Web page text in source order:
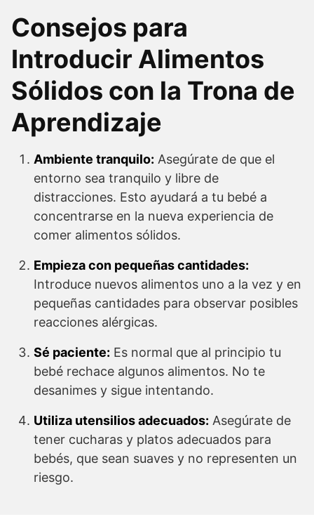
Consejos para
Introducir Alimentos
Sólidos con la Trona de
Aprendizaje
Ambiente tranquilo: Asegúrate de que el
entorno sea tranquilo y libre de
distracciones. Esto ayudará a tu bebé a
concentrarse en la nueva experiencia de
comer alimentos sólidos.
Empieza con pequeñas cantidades:
Introduce nuevos alimentos uno a la vez y en
pequeñas cantidades para observar posibles
reacciones alérgicas.
Sé paciente: Es normal que al principio tu
bebé rechace algunos alimentos. No te
desanimes y sigue intentando.
Utiliza utensilios adecuados: Asegúrate de
tener cucharas y platos adecuados para
bebés, que sean suaves y no representen un
riesgo.